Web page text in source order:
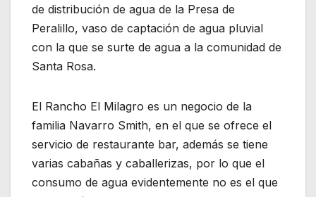
de distribución de agua de la Presa de
Peralillo, vaso de captación de agua pluvial
con la que se surte de agua a la comunidad de
Santa Rosa.
El Rancho El Milagro es un negocio de la
familia Navarro Smith, en el que se ofrece el
servicio de restaurante bar, además se tiene
varias cabañas y caballerizas, por lo que el
consumo de agua evidentemente no es el que